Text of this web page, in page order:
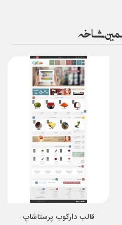
شاخه
قالب دارکوب پرستاشاپ